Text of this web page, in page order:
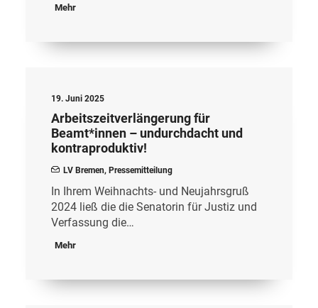
Mehr
19. Juni 2025
Arbeitszeitverlängerung für
Beamt*innen – undurchdacht und
kontraproduktiv!
LV Bremen, Pressemitteilung
In Ihrem Weihnachts- und Neujahrsgruß
2024 ließ die die Senatorin für Justiz und
Verfassung die…
Mehr